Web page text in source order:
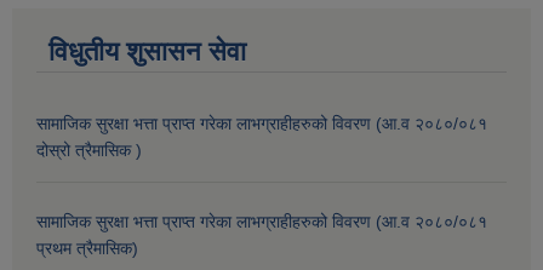
विधुतीय शुसासन सेवा
सामाजिक सुरक्षा भत्ता प्राप्त गरेका लाभग्राहीहरुको विवरण (आ.व २०८०/०८१
दोस्रो त्रैमासिक )
सामाजिक सुरक्षा भत्ता प्राप्त गरेका लाभग्राहीहरुको विवरण (आ.व २०८०/०८१
प्रथम त्रैमासिक)